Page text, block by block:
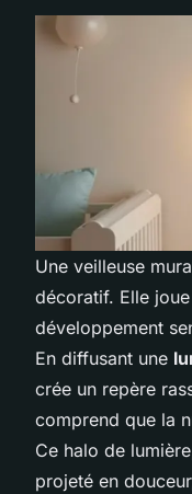
Une veilleuse
décoratif. Elle
développement
En diffusant une
crée un repère
comprend que la
Ce halo de
projeté en